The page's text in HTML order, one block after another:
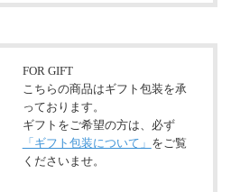
FOR GIFT
こちらの商品はギフト包装を承
っております。
ギフトをご希望の方は、必ず
「ギフト包装について」 をご覧
くださいませ。